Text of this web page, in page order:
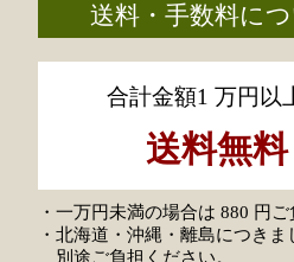
送料・手数料に
合計金額1 万円以
送料無料
・一万円未満の場合は 880 円
・北海道・沖縄・離島につきま
別途ご負担ください。